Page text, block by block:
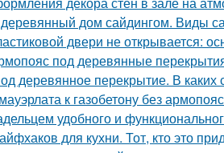
дом сайдингом. Виды
двери не открывается:
под деревянные
деревянное перекрытие. В каких
к газобетону без
удобного и
для кухни. Тот, кто это